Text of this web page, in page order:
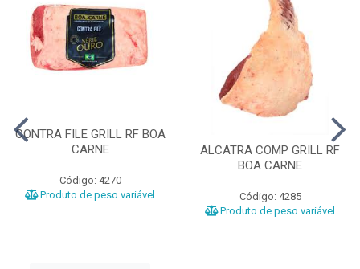
CONTRA FILE GRILL RF BOA
CARNE
Código: 4270
Produto de peso variável
ALCATRA COMP GRILL RF
BOA CARNE
Código: 4285
Produto de peso variável